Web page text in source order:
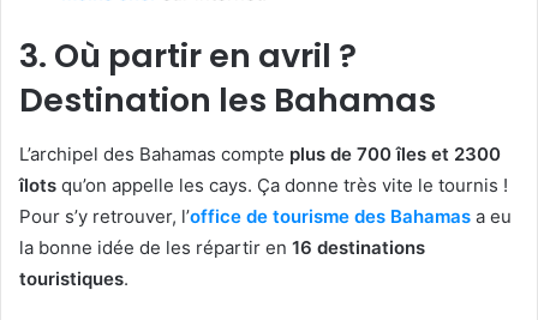
3. Où partir en avril ?
Destination les Bahamas
L’archipel des Bahamas compte plus de 700 îles et 2300
îlots qu’on appelle les cays. Ça donne très vite le tournis !
Pour s’y retrouver, l’office de tourisme des Bahamas a eu
la bonne idée de les répartir en 16 destinations
touristiques.